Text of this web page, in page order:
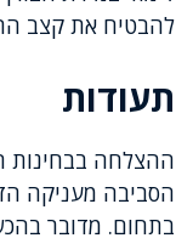
להבטיח את קצב
תעודות
ההצלחה בבחינות
הסביבה מעניקה
בתחום. מדובר